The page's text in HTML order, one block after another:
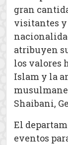
gran
visitantes y
atribuyen
los valores
Islam y la
Shaibani,
El
eventos